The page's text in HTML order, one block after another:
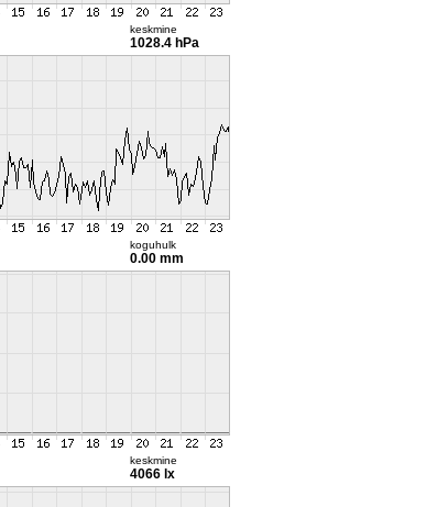
keskmine
1028.4 hPa
koguhulk
0.00 mm
keskmine
4066 lx